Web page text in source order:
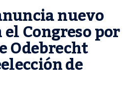
nuevo
Congreso por
Odebrecht
de